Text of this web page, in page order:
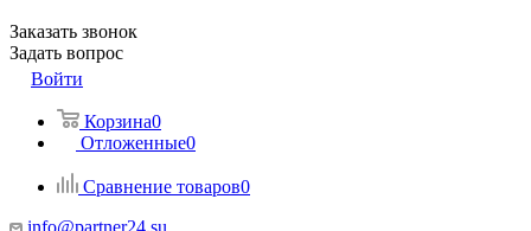
Заказать звонок
Задать вопрос
Войти
Корзина0
Отложенные0
Сравнение товаров0
info@partner24.su